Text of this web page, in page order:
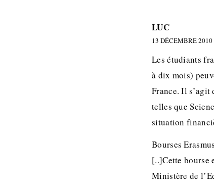
LUC
13 DÉCEMBRE
Les étudiants
à dix mois)
France. Il s’agit
telles que
situation
Bourses Erasmus
[..]Cette bourse
Ministère de